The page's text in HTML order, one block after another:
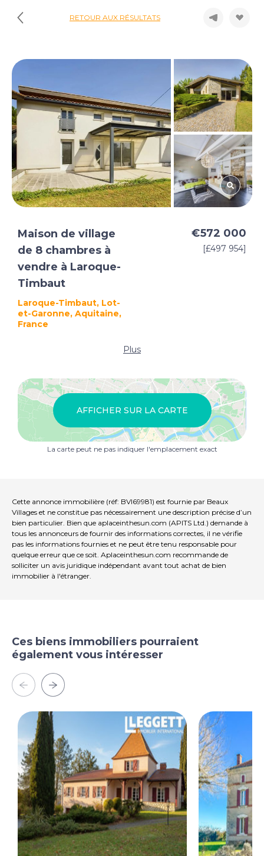
RETOUR AUX RÉSULTATS
Maison de village
de 8 chambres à
vendre à Laroque-
Timbaut
Laroque-Timbaut, Lot-
et-Garonne, Aquitaine,
France
€572 000
[£497 954]
Plus
AFFICHER SUR LA CARTE
La carte peut ne pas indiquer l'emplacement exact
Cette annonce immobilière (réf: BVI69981) est fournie par Beaux
Villages et ne constitue pas nécessairement une description précise d’un
bien particulier. Bien que aplaceinthesun.com (APITS Ltd.) demande à
tous les annonceurs de fournir des informations correctes, il ne vérifie
pas les informations fournies et ne peut être tenu responsable pour
quelque erreur que ce soit. Aplaceinthesun.com recommande de
solliciter un avis juridique indépendant avant tout achat de bien
immobilier à l'étranger.
Ces biens immobiliers pourraient
également vous intéresser